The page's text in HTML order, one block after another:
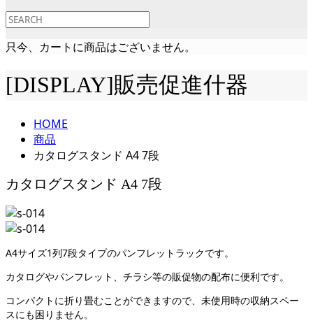
只今、カートに商品はございません。
[DISPLAY]販売促進什器
HOME
商品
カタログスタンド A4 7段
カタログスタンド A4 7段
A4サイズ1列7段タイプのパンフレットラックです。
カタログやパンフレット、チラシ等の販促物の配布に便利です。
コンパクトに折り畳むことができますので、未使用時の収納スペー
スにも困りません。